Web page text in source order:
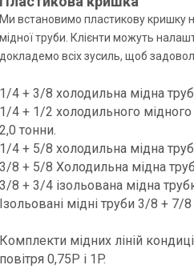
Ми встановимо пластикову кришку
мідної труби. Клієнти можуть
докладемо всіх зусиль, щоб
1/4 + 3/8 холодильна мідна
1/4 + 1/2 холодильного мідного
2,0 тонни.
1/4 + 5/8 холодильна мідна
3/8 + 5/8 Холодильна мідна
3/8 + 3/4 ізольована мідна
Ізольовані мідні труби 3/8 + 7/
Комплекти мідних ліній
повітря 0,75P і 1P.